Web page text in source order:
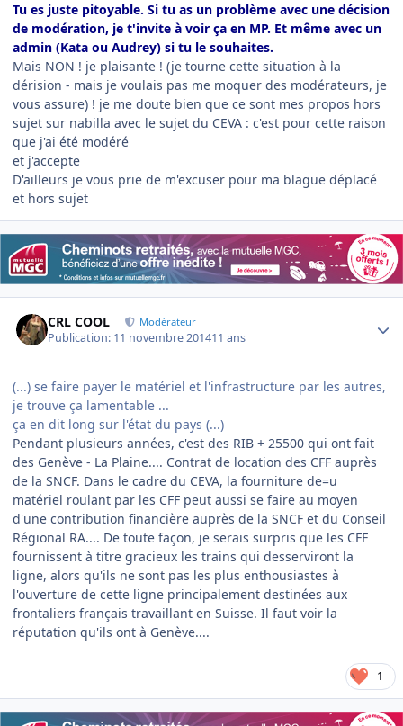
Tu es juste pitoyable. Si tu as un problème avec une décision
de modération, je t'invite à voir ça en MP. Et même avec un
admin (Kata ou Audrey) si tu le souhaites.
Mais NON ! je plaisante ! (je tourne cette situation à la
dérision - mais je voulais pas me moquer des modérateurs, je
vous assure) ! je me doute bien que ce sont mes propos hors
sujet sur nabilla avec le sujet du CEVA : c'est pour cette raison
que j'ai été modéré
et j'accepte
D'ailleurs je vous prie de m'excuser pour ma blague déplacé
et hors sujet
CRL COOL Modérateur
Publication: 11 novembre 201411 ans
(...) se faire payer le matériel et l'infrastructure par les autres,
je trouve ça lamentable ...
ça en dit long sur l'état du pays (...)
Pendant plusieurs années, c'est des RIB + 25500 qui ont fait
des Genève - La Plaine.... Contrat de location des CFF auprès
de la SNCF. Dans le cadre du CEVA, la fourniture de=u
matériel roulant par les CFF peut aussi se faire au moyen
d'une contribution financière auprès de la SNCF et du Conseil
Régional RA.... De toute façon, je serais surpris que les CFF
fournissent à titre gracieux les trains qui desserviront la
ligne, alors qu'ils ne sont pas les plus enthousiastes à
l'ouverture de cette ligne principalement destinées aux
frontaliers français travaillant en Suisse. Il faut voir la
réputation qu'ils ont à Genève....
1